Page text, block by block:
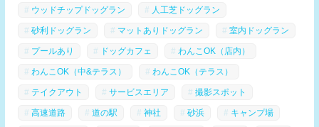
ウッドチップドッグラン 人工芝ドッグラン
砂利ドッグラン マットありドッグラン 室内ドッグラン
プールあり ドッグカフェ わんこOK（店内）
わんこOK（中&テラス） わんこOK（テラス）
テイクアウト サービスエリア 撮影スポット
高速道路 道の駅 神社 砂浜 キャンプ場